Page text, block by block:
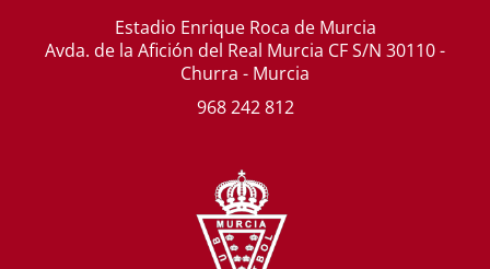
Estadio Enrique Roca de Murcia
Avda. de la Afición del Real Murcia CF S/N 30110 -
Churra - Murcia
968 242 812